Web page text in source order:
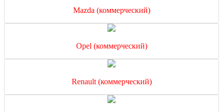
Mazda (коммерческий)
Opel (коммерческий)
Renault (коммерческий)